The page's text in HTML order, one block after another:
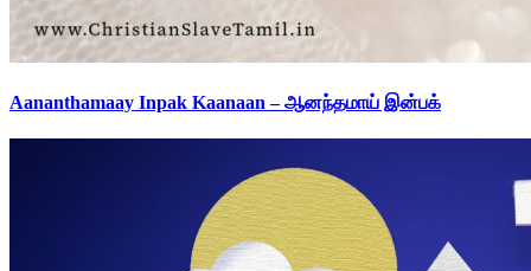
Aananthamaay Inpak Kaanaan – ஆனந்தமாய் இன்பக்